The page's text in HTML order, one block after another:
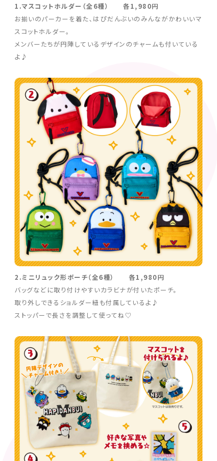
1.マスコットホルダー（全6種） 各1,980円
お揃いのパーカーを着た、はぴだんぶいのみんながかわいいマ
スコットホルダー。
メンバーたちが円陣しているデザインのチャームも付いている
よ♪
2.ミニリュック形ポーチ（全6種） 各1,980円
バッグなどに取り付けやすいカラビナが付いたポーチ。
取り外しできるショルダー紐も付属しているよ♪
ストッパーで長さを調整して使ってね♡